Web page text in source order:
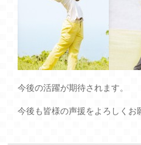
今後の活躍が期待されます。
今後も皆様の声援をよろしくお